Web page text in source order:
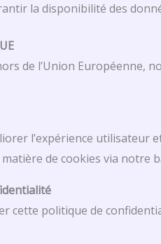
la disponibilité des
de l’Union Européenne,
l’expérience utilisateur
de cookies via notre
cette politique de